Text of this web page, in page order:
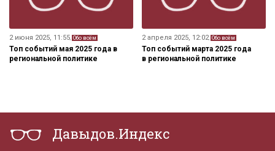
2 июня 2025, 11:55, Обо всём
Топ событий мая 2025 года в
региональной политике
2 апреля 2025, 12:02, Обо всём
Топ событий марта 2025 года
в региональной политике
Давыдов.Индекс